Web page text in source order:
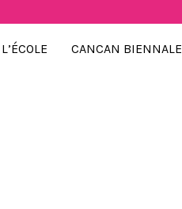
L’ÉCOLE CANCAN BIENNALE